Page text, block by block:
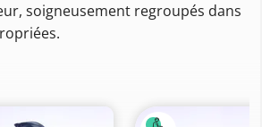
soigneusement regroupés dans